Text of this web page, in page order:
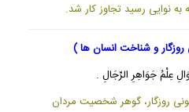
نوايى رسيد تجاوز كار شد.
عِلْمُ جَوَاهِرِ الرِّجَالِ .
روزگار، گوهر شخصيت مردان